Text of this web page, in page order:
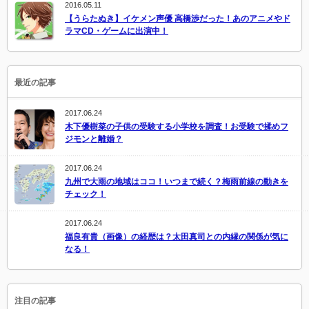
2016.05.11
【うらたぬき】イケメン声優 高橋渉だった！あのアニメやド
ラマCD・ゲームに出演中！
最近の記事
2017.06.24
木下優樹菜の子供の受験する小学校を調査！お受験で揉めフ
ジモンと離婚？
2017.06.24
九州で大雨の地域はココ！いつまで続く？梅雨前線の動きを
チェック！
2017.06.24
福良有貴（画像）の経歴は？太田真司との内縁の関係が気に
なる！
注目の記事